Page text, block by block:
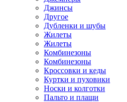
Джинсы
Другое
Дубленки и шубы
Жилеты
Жилеты
Комбинезоны
Комбинезоны
Кроссовки и кеды
Куртки и пуховики
Носки и колготки
Пальто и плащи